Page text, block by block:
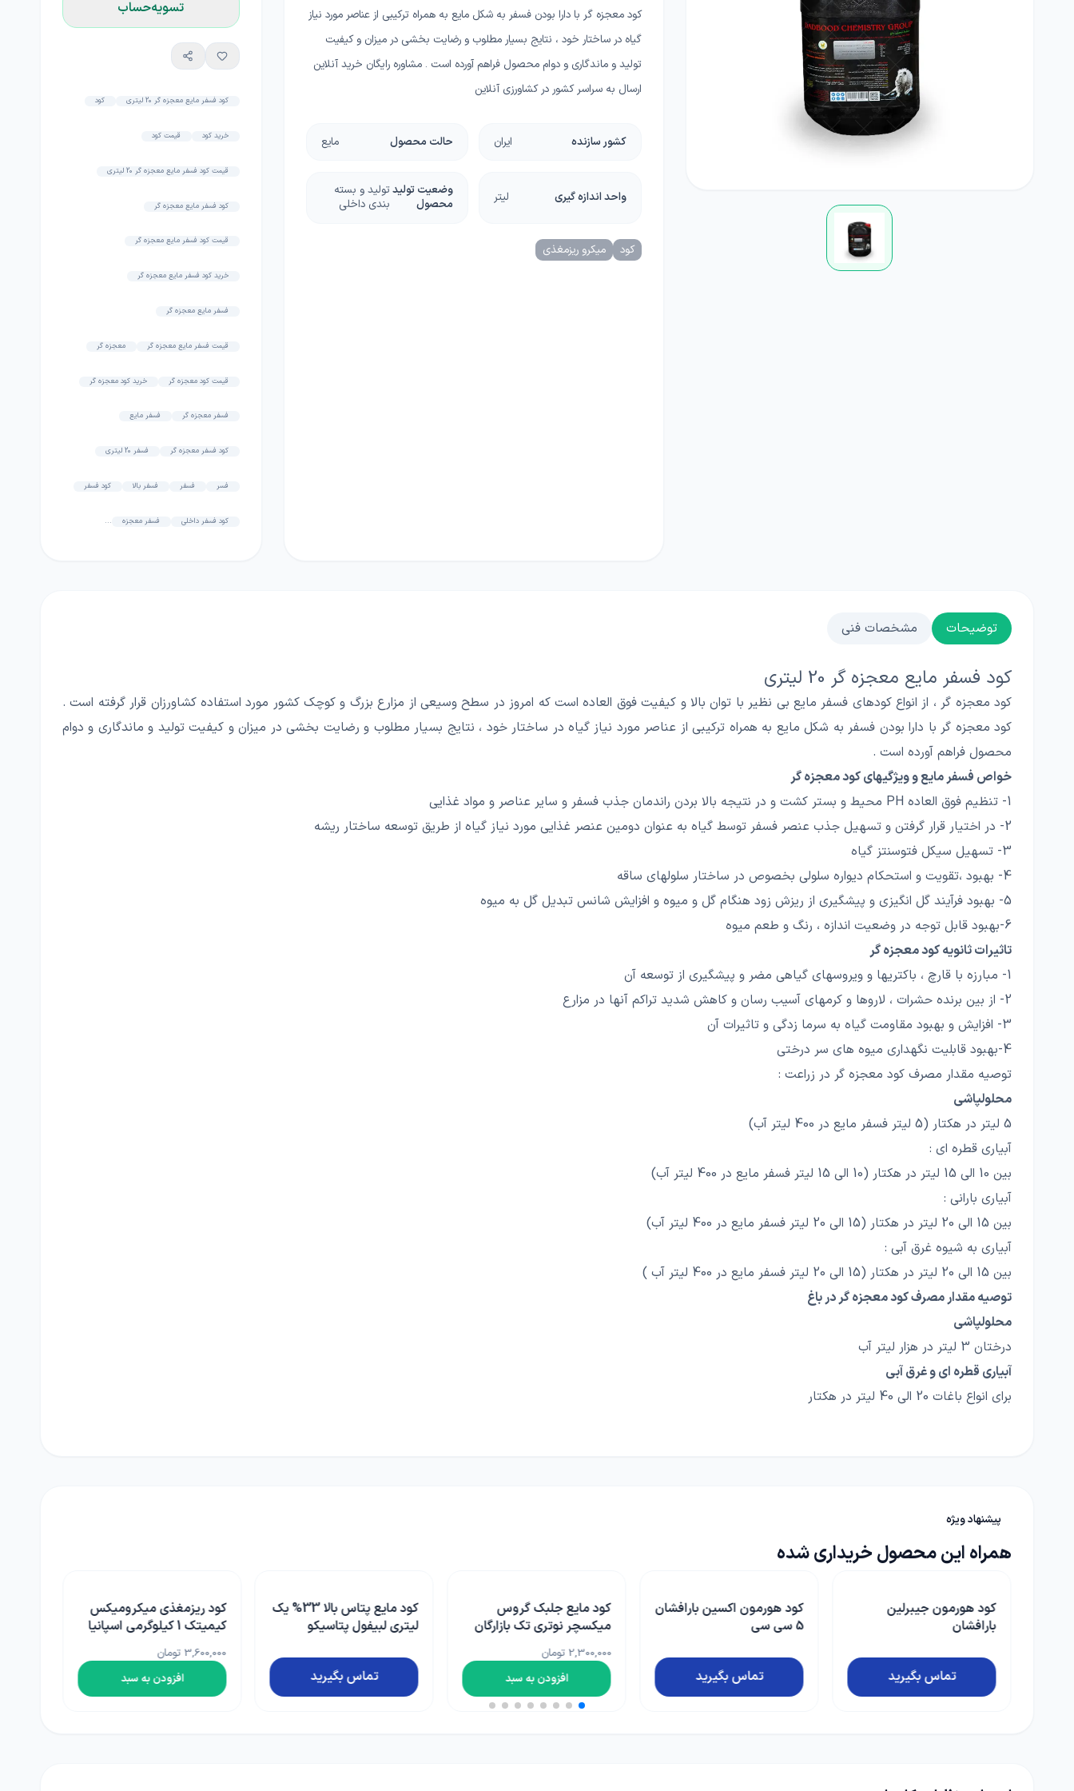
کود خانگی چسب، محافظ، دورکننده ها
ضدعفونی کننده ها
کود NPK
بذرمال
بامیه آجیلی
چمن
گیاهان علوفه ای غلات
پیاز و غده
دانه‌های روغنی
زراعی
لوازم مرتبط با کشاورزی دستگاه و ماشین آلات
گلدان و آبپاش گرین وال و روف گاردن
کود معجزه گر با دارا بودن فسفر به شکل مایع به همراه ترکیبی از عناصر مورد نیاز
گیاه در ساختار خود ، نتایج بسیار مطلوب و رضایت بخشی در میزان و کیفیت
تولید و ماندگاری و دوام محصول فراهم آورده است . مشاوره رایگان خرید آنلاین
ارسال به سراسر کشور در کشاورزی آنلاین
کشور سازنده ایران حالت محصول مایع
واحد اندازه گیری لیتر
وضعیت تولید
محصول
تولید و بسته
بندی داخلی
کود میکرو ریزمغذی
تسویه‌حساب
کود فسفر مایع معجزه گر 20 لیتری کود
خرید کود قیمت کود
قیمت کود فسفر مایع معجزه گر 20 لیتری
کود فسفر مایع معجزه گر
قیمت کود فسفر مایع معجزه گر
خرید کود فسفر مایع معجزه گر
فسفر مایع معجزه گر
قیمت فسفر مایع معجزه گر معجزه گر
قیمت کود معجزه گر خرید کود معجزه گر
فسفر معجزه گر فسفر مایع
کود فسفر معجزه گر فسفر 20 لیتری
فسر فسفر فسفر بالا کود فسفر
کود فسفر داخلی فسفر معجزه ...
توضیحات مشخصات فنی
کود فسفر مایع معجزه گر 20 لیتری
کود معجزه گر ، از انواع کودهای فسفر مایع بی نظیر با توان بالا و کیفیت فوق العاده است که امروز در سطح وسیعی از مزارع بزرگ و کوچک کشور مورد استفاده کشاورزان قرار گرفته است .
کود معجزه گر با دارا بودن فسفر به شکل مایع به همراه ترکیبی از عناصر مورد نیاز گیاه در ساختار خود ، نتایج بسیار مطلوب و رضایت بخشی در میزان و کیفیت تولید و ماندگاری و دوام
محصول فراهم آورده است .
خواص فسفر مایع و ویژگیهای کود معجزه گر
1- تنظیم فوق العاده PH محیط و بستر کشت و در نتیجه بالا بردن راندمان جذب فسفر و سایر عناصر و مواد غذایی
2- در اختیار قرار گرفتن و تسهیل جذب عنصر فسفر توسط گیاه به عنوان دومین عنصر غذایی مورد نیاز گیاه از طریق توسعه ساختار ریشه
3- تسهیل سیکل فتوسنتز گیاه
4- بهبود ،تقویت و استحکام دیواره سلولی بخصوص در ساختار سلولهای ساقه
5- بهبود فرآیند گل انگیزی و پیشگیری از ریزش زود هنگام گل و میوه و افزایش شانس تبدیل گل به میوه
6-بهبود قابل توجه در وضعیت اندازه ، رنگ و طعم میوه
تاثیرات ثانویه کود معجزه گر
1- مبارزه با قارچ ، باکتریها و ویروسهای گیاهی مضر و پیشگیری از توسعه آن
2- از بین برنده حشرات ، لاروها و کرمهای آسیب رسان و کاهش شدید تراکم آنها در مزارع
3- افزایش و بهبود مقاومت گیاه به سرما زدگی و تاثیرات آن
4-بهبود قابلیت نگهداری میوه های سر درختی
توصیه مقدار مصرف کود معجزه گر در زراعت :
محلولپاشی
5 لیتر در هکتار (5 لیتر فسفر مایع در 400 لیتر آب)
آبیاری قطره ای :
بین 10 الی 15 لیتر در هکتار (10 الی 15 لیتر فسفر مایع در 400 لیتر آب)
آبیاری بارانی :
بین 15 الی 20 لیتر در هکتار (15 الی 20 لیتر فسفر مایع در 400 لیتر آب)
آبیاری به شیوه غرق آبی :
بین 15 الی 20 لیتر در هکتار (15 الی 20 لیتر فسفر مایع در 400 لیتر آب )
توصیه مقدار مصرف کود معجزه گر در باغ
محلولپاشی
درختان 3 لیتر در هزار لیتر آب
آبیاری قطره ای و غرق آبی
برای انواع باغات 20 الی 40 لیتر در هکتار
پیشنهاد ویژه
همراه این محصول خریداری شده
کود هورمون اکسین بارافشان
5 سی سی
تماس بگیرید
کود مایع جلبک گروس
میکسچر نوتری تک بازارگان
افزودن به سبد
لیتری لبیفول پتاسیکو
تماس بگیرید
کود ریزمغذی میکرومیکس
کیمیتک 1 کیلوگرمی اسپانیا
افزودن به سبد
کود پتاسیم فسفیت (پتاسیم
پلاس) pnp آلمان 1 لیتری
1,990,000 تومان
افزودن به سبد